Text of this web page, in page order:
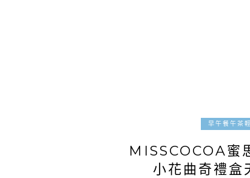
早午餐午茶
MISSCOCOA蜜
小花曲奇禮盒